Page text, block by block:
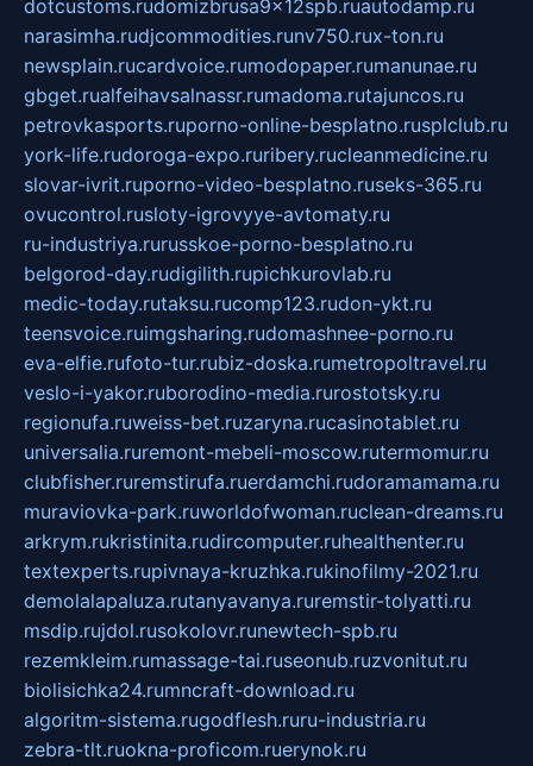
dotcustoms.rudomizbrusa9x12spb.ruautodamp.ru
narasimha.rudjcommodities.runv750.rux-ton.ru
newsplain.rucardvoice.rumodopaper.rumanunae.ru
gbget.rualfeihavsalnassr.rumadoma.rutajuncos.ru
petrovkasports.ruporno-online-besplatno.rusplclub.ru
york-life.rudoroga-expo.ruribery.rucleanmedicine.ru
slovar-ivrit.ruporno-video-besplatno.ruseks-365.ru
ovucontrol.rusloty-igrovyye-avtomaty.ru
ru-industriya.rurusskoe-porno-besplatno.ru
belgorod-day.rudigilith.rupichkurovlab.ru
medic-today.rutaksu.rucomp123.rudon-ykt.ru
teensvoice.ruimgsharing.rudomashnee-porno.ru
eva-elfie.rufoto-tur.rubiz-doska.rumetropoltravel.ru
veslo-i-yakor.ruborodino-media.rurostotsky.ru
regionufa.ruweiss-bet.ruzaryna.rucasinotablet.ru
universalia.ruremont-mebeli-moscow.rutermomur.ru
clubfisher.ruremstirufa.ruerdamchi.rudoramamama.ru
muraviovka-park.ruworldofwoman.ruclean-dreams.ru
arkrym.rukristinita.rudircomputer.ruhealthenter.ru
textexperts.rupivnaya-kruzhka.rukinofilmy-2021.ru
demolalapaluza.rutanyavanya.ruremstir-tolyatti.ru
msdip.rujdol.rusokolovr.runewtech-spb.ru
rezemkleim.rumassage-tai.ruseonub.ruzvonitut.ru
biolisichka24.rumncraft-download.ru
algoritm-sistema.rugodflesh.ruru-industria.ru
zebra-tlt.ruokna-proficom.ruerynok.ru